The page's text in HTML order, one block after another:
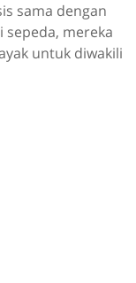
sama dengan
mereka
untuk diwakili